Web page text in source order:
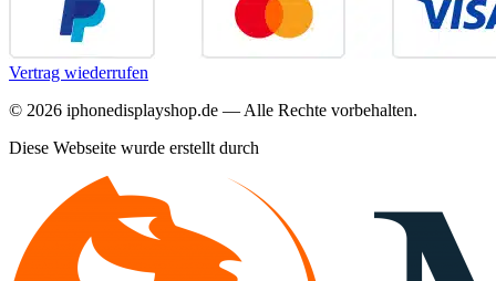
Vertrag wiederrufen
© 2026 iphonedisplayshop.de — Alle Rechte vorbehalten.
Diese Webseite wurde erstellt durch